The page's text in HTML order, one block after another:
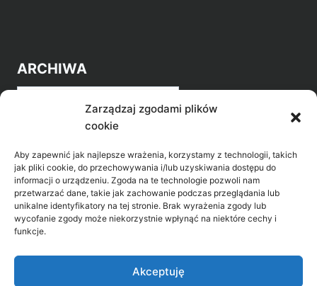
Zarządzaj zgodami plików
cookie
Aby zapewnić jak najlepsze wrażenia, korzystamy z technologii, takich
jak pliki cookie, do przechowywania i/lub uzyskiwania dostępu do
informacji o urządzeniu. Zgoda na te technologie pozwoli nam
przetwarzać dane, takie jak zachowanie podczas przeglądania lub
unikalne identyfikatory na tej stronie. Brak wyrażenia zgody lub
wycofanie zgody może niekorzystnie wpłynąć na niektóre cechy i
funkcje.
Akceptuję
ARCHIWA
Archiwa
POZNAJ LEPIEJ NASZ REGION
>Gołdap Mazurski Zdrój